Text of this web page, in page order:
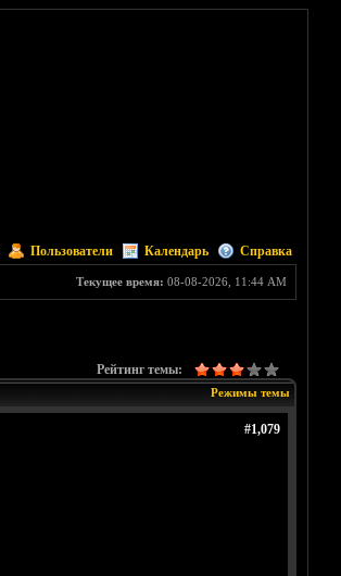
Пользователи Календарь Справка
Текущее время: 08-08-2026, 11:44 AM
Рейтинг темы:
Режимы темы
#1,079